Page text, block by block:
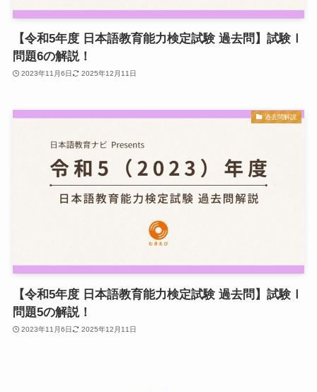
【令和5年度 日本語教育能力検定試験 過去問】試験Ⅰ
問題6の解説！
2023年11月6日 2025年12月11日
過去問解説
【令和5年度 日本語教育能力検定試験 過去問】試験Ⅰ
問題5の解説！
2023年11月6日 2025年12月11日